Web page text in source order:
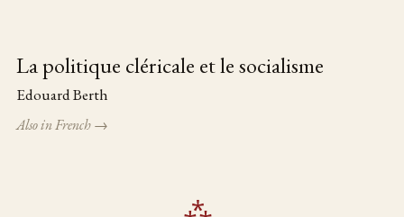
Table of pieces
La politique cléricale et le socialisme
Edouard Berth
Also in French →